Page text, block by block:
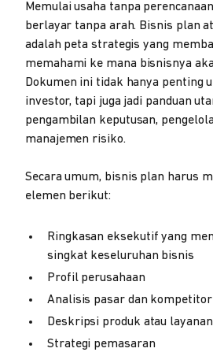
Memulai usaha tanpa
berlayar tanpa arah. Bisnis plan
adalah peta strategis yang
memahami ke mana bisnisnya
Dokumen ini tidak hanya penting
investor, tapi juga jadi panduan
pengambilan keputusan,
manajemen risiko.
Secara umum, bisnis plan harus
elemen berikut:
Ringkasan eksekutif yang
singkat keseluruhan bisnis
Profil perusahaan
Analisis pasar dan kompetitor
Deskripsi produk atau layanan
Strategi pemasaran